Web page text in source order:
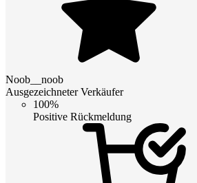
Noob__noob
Ausgezeichneter Verkäufer
100%
Positive Rückmeldung